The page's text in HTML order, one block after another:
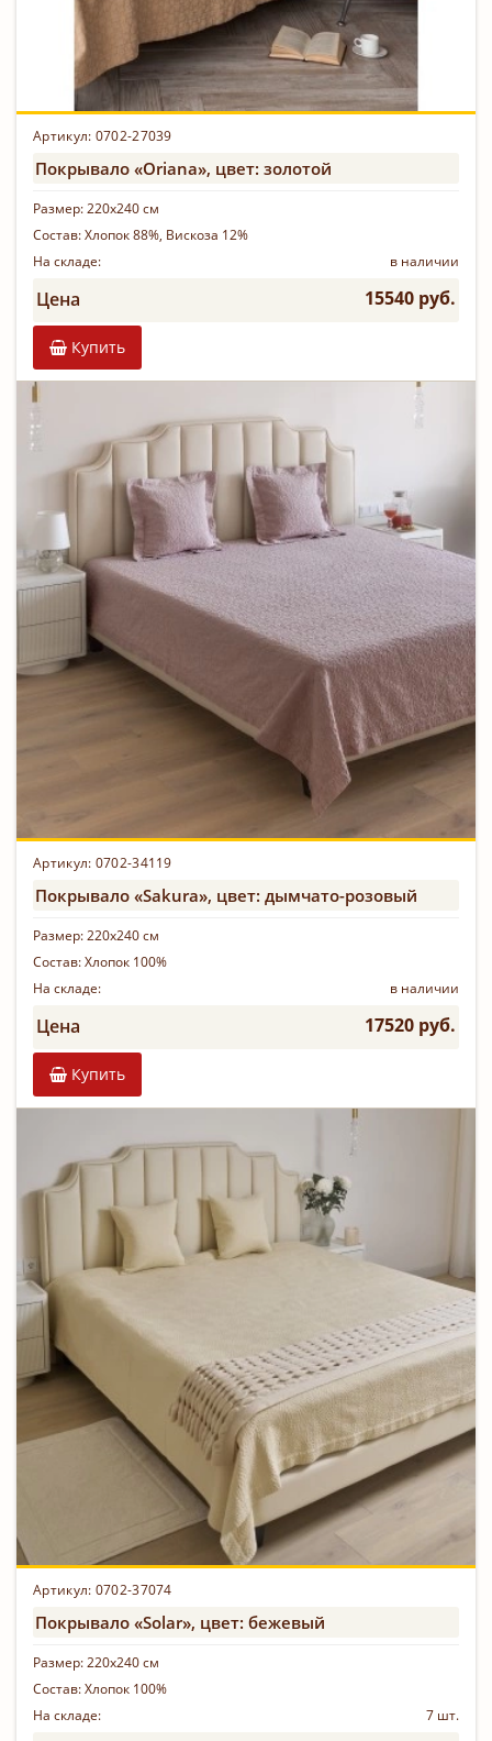
Артикул: 0702-27039
Покрывало «Oriana», цвет: золотой
Размер:220х240 см
Состав:Хлопок 88%, Вискоза 12%
На складе:
в наличии
Цена 15540 руб.
Купить
Артикул: 0702-34119
Покрывало «Sakura», цвет: дымчато-розовый
Размер:220х240 см
Состав:Хлопок 100%
На складе:
в наличии
Цена 17520 руб.
Купить
Артикул: 0702-37074
Покрывало «Solar», цвет: бежевый
Размер:220х240 см
Состав:Хлопок 100%
На складе:
7 шт.